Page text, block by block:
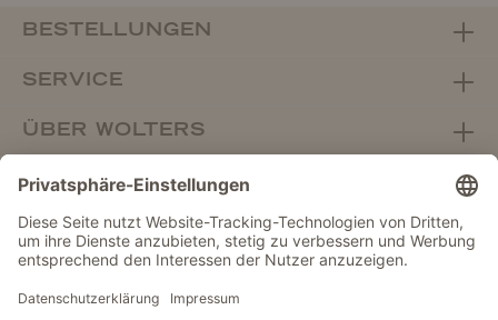
BESTELLUNGEN
SERVICE
ÜBER WOLTERS
FACHHANDEL
Vertrag widerrufen